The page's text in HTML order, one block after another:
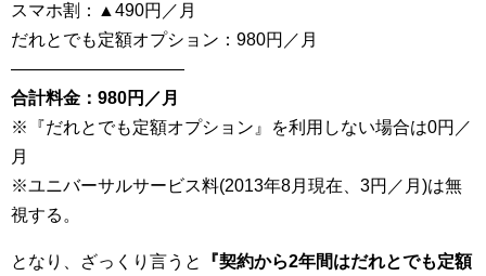
スマホ割：▲490円／月
だれとでも定額オプション：980円／月
——————————
合計料金：980円／月
※『だれとでも定額オプション』を利用しない場合は0円／
月
※ユニバーサルサービス料(2013年8月現在、3円／月)は無
視する。
となり、ざっくり言うと 『契約から2年間はだれとでも定額